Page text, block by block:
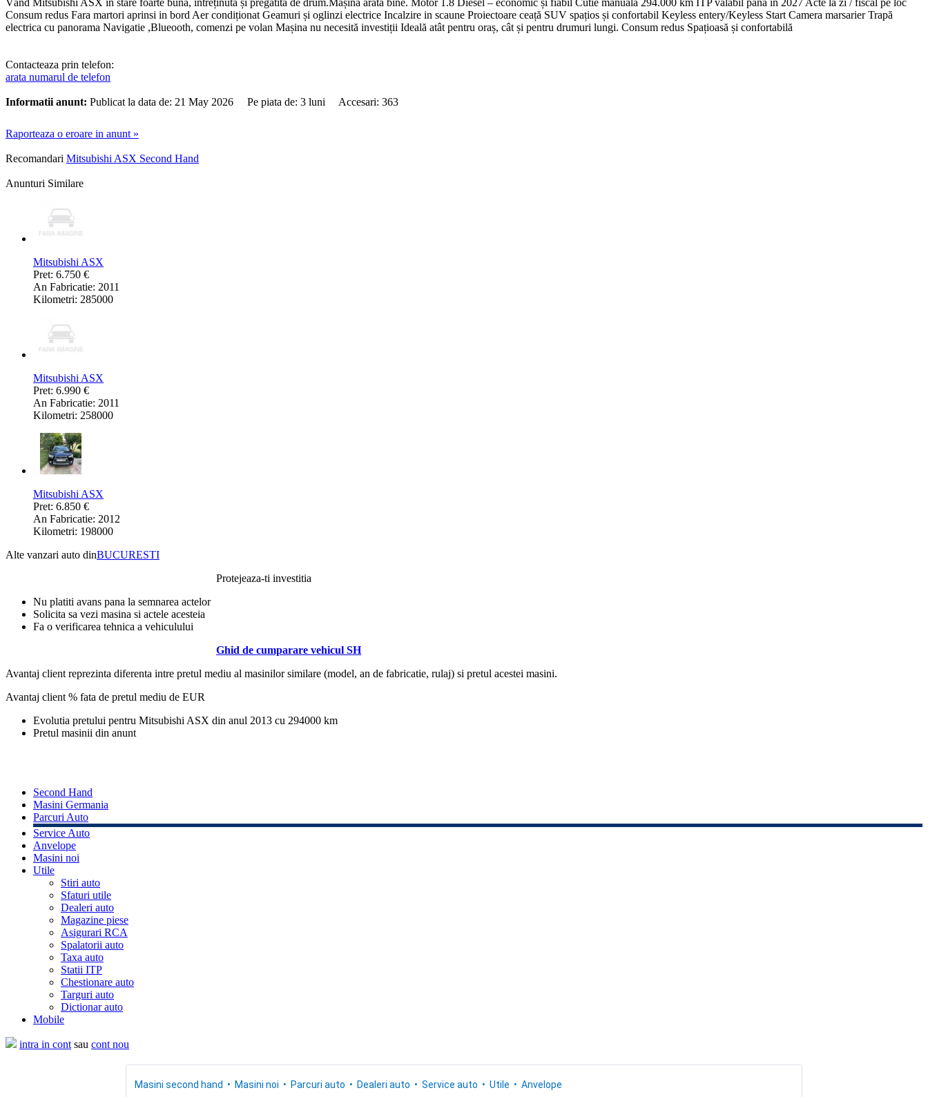
Vând Mitsubishi ASX în stare foarte bună, întreținută și pregătită de drum.Mașina arată bine. Motor 1.8 Diesel – economic și fiabil Cutie manuală 294.000 km ITP valabil până în 2027 Acte la zi / fiscal pe loc
Consum redus Fara martori aprinsi in bord Aer condiționat Geamuri și oglinzi electrice Incalzire in scaune Proiectoare ceață SUV spațios și confortabil Keyless entery/Keyless Start Camera marsarier Trapă
electrica cu panorama Navigatie ,Blueooth, comenzi pe volan Mașina nu necesită investiții Ideală atât pentru oraș, cât și pentru drumuri lungi. Consum redus Spațioasă și confortabilă
Contacteaza prin telefon:
arata numarul de telefon
Informatii anunt: Publicat la data de: 21 May 2026 Pe piata de: 3 luni Accesari: 363
Raporteaza o eroare in anunt »
Recomandari Mitsubishi ASX Second Hand
Anunturi Similare
Mitsubishi ASX
Pret: 6.750 €
An Fabricatie: 2011
Kilometri: 285000
Mitsubishi ASX
Pret: 6.990 €
An Fabricatie: 2011
Kilometri: 258000
Mitsubishi ASX
Pret: 6.850 €
An Fabricatie: 2012
Kilometri: 198000
Alte vanzari auto dinBUCURESTI
Protejeaza-ti investitia
Nu platiti avans pana la semnarea actelor
Solicita sa vezi masina si actele acesteia
Fa o verificarea tehnica a vehiculului
Ghid de cumparare vehicul SH
Avantaj client reprezinta diferenta intre pretul mediu al masinilor similare (model, an de fabricatie, rulaj) si pretul acestei masini.
Avantaj client % fata de pretul mediu de EUR
Evolutia pretului pentru Mitsubishi ASX din anul 2013 cu 294000 km
Pretul masinii din anunt
Second Hand
Masini Germania
Parcuri Auto
Service Auto
Anvelope
Masini noi
Utile
Stiri auto
Sfaturi utile
Dealeri auto
Magazine piese
Asigurari RCA
Spalatorii auto
Taxa auto
Statii ITP
Chestionare auto
Targuri auto
Dictionar auto
Mobile
intra in cont sau cont nou
Masini second hand Masini noi Parcuri auto Dealeri auto Service auto Utile
Anvelope